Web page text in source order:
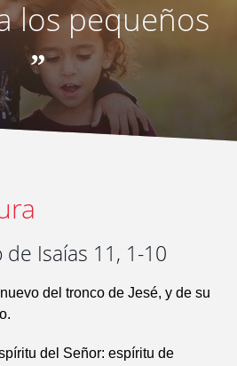
los pequeños
”
Isaías 11, 1-10
del tronco de Jesé, y de su
del Señor: espíritu de